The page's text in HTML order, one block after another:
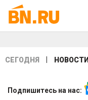
СЕГОДНЯ НОВОСТИ
Подпишитесь на нас: